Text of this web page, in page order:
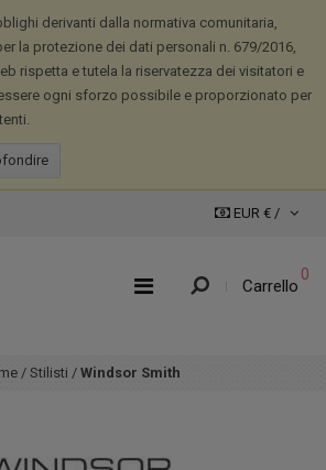
derivanti dalla normativa comunitaria,
la protezione dei dati personali n. 679/2016,
rispetta e tutela la riservatezza dei visitatori e
ogni sforzo possibile e proporzionato per
EUR € /
Carrello
0
/ Stilisti / Windsor Smith